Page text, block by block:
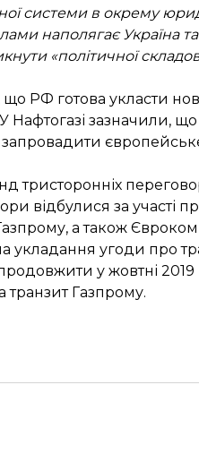
системи в окрему
наполягає Україна
«політичної
що РФ готова укласти
зазначили, що
запровадити
тристоронніх
відбулися за участі
а також
укладання угоди про
у жовтні 2019
транзит Газпрому.